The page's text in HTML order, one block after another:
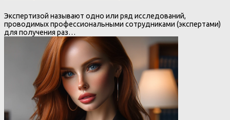
Экспертизой называют одно или ряд исследований,
проводимых профессиональными сотрудниками (экспертами)
для получения раз…